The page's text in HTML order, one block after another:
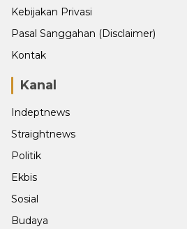
Kebijakan Privasi
Pasal Sanggahan (Disclaimer)
Kontak
Kanal
Indeptnews
Straightnews
Politik
Ekbis
Sosial
Budaya